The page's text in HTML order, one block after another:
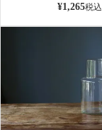
¥1,265税込